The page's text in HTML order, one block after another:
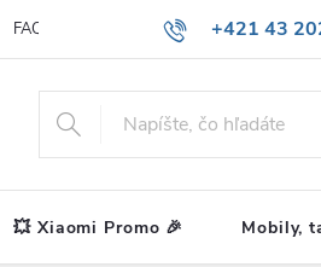
+421 43
FAQ
💥 Xiaomi Promo 🎉 Mobily,